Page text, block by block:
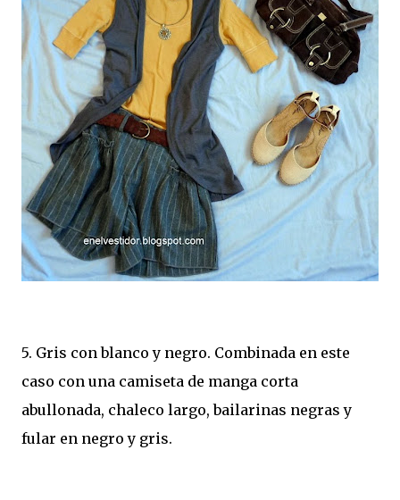
5. Gris con blanco y negro. Combinada en este
caso con una camiseta de manga corta
abullonada, chaleco largo, bailarinas negras y
fular en negro y gris.